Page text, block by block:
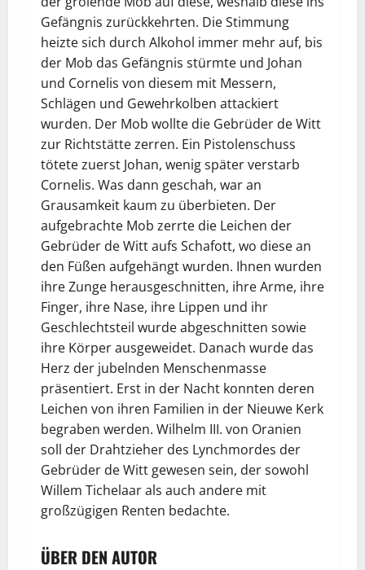
Gefängnis zurückkehrten. Die Stimmung
heizte sich durch Alkohol immer mehr auf, bis
der Mob das Gefängnis stürmte und Johan
und Cornelis von diesem mit Messern,
Schlägen und Gewehrkolben attackiert
wurden. Der Mob wollte die Gebrüder de Witt
zur Richtstätte zerren. Ein Pistolenschuss
tötete zuerst Johan, wenig später verstarb
Cornelis. Was dann geschah, war an
Grausamkeit kaum zu überbieten. Der
aufgebrachte Mob zerrte die Leichen der
Gebrüder de Witt aufs Schafott, wo diese an
den Füßen aufgehängt wurden. Ihnen wurden
ihre Zunge herausgeschnitten, ihre Arme, ihre
Finger, ihre Nase, ihre Lippen und ihr
Geschlechtsteil wurde abgeschnitten sowie
ihre Körper ausgeweidet. Danach wurde das
Herz der jubelnden Menschenmasse
präsentiert. Erst in der Nacht konnten deren
Leichen von ihren Familien in der Nieuwe Kerk
begraben werden. Wilhelm III. von Oranien
soll der Drahtzieher des Lynchmordes der
Gebrüder de Witt gewesen sein, der sowohl
Willem Tichelaar als auch andere mit
großzügigen Renten bedachte.
ÜBER DEN AUTOR